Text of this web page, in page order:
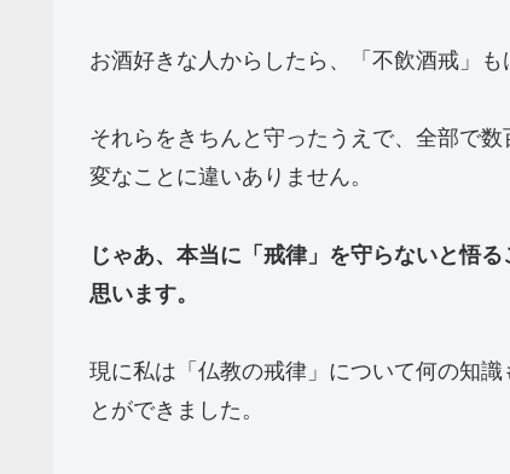
お酒好きな人からしたら、「不飲酒戒」も
それらをきちんと守ったうえで、全部で
変なことに違いありません。
じゃあ、本当に「戒律」を守らないと悟
思います。
現に私は「仏教の戒律」について何の知識
とができました。